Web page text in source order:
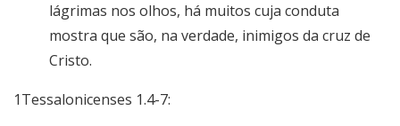
lágrimas nos olhos, há muitos cuja conduta
mostra que são, na verdade, inimigos da cruz de
Cristo.
1Tessalonicenses 1.4-7: